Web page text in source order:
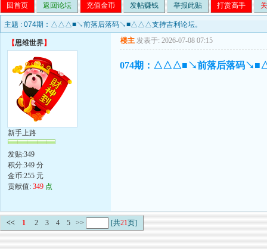
回首页 返回论坛 充值金币 发帖赚钱 举报此贴 打赏高手
主题 : 074期：△△△■↘前落后落码↘■△△△支持吉利论坛。
【思维世界】
新手上路
发贴:349
积分:349 分
金币:255 元
贡献值: 349 点
楼主 发表于: 2026-07-08 07:15
074期：△△△■↘前落后落码
<< 1 2 3 4 5 >> [共21页]